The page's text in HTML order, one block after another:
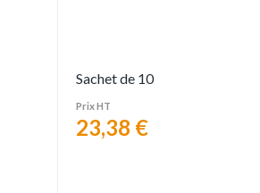
Sachet de 10
Prix HT
23,38 €